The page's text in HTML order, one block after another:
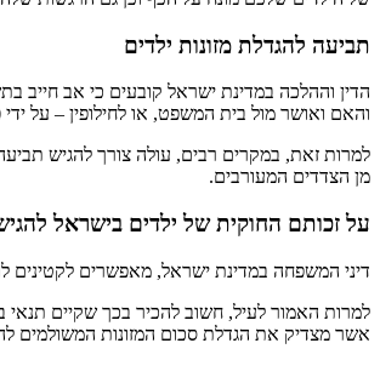
תביעה להגדלת מזונות ילדים
הדין וההלכה במדינת ישראל קובעים כי אב חייב
והאם ואושר מול בית המשפט, או לחילופין – על
למרות זאת, במקרים רבים, עולה צורך להגיש
מן הצדדים המעורבים.
על זכותם החוקית של ילדים בישראל
דיני המשפחה במדינת ישראל, מאפשרים לקטינים
למרות האמור לעיל, חשוב להכיר בכך שקיים תנאי
אשר מצדיק את הגדלת סכום המזונות המשולמים